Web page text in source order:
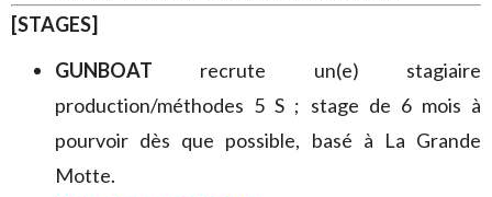
[STAGES]
GUNBOAT recrute un(e) stagiaire
production/méthodes 5 S ; stage de 6 mois à
pourvoir dès que possible, basé à La Grande
Motte.